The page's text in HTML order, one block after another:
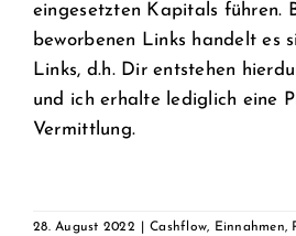
eingesetzten Kapitals führen.
beworbenen Links handelt es
Links, d.h. Dir entstehen
und ich erhalte lediglich eine
Vermittlung.
28. August 2022 Cashflow, Einnahmen,